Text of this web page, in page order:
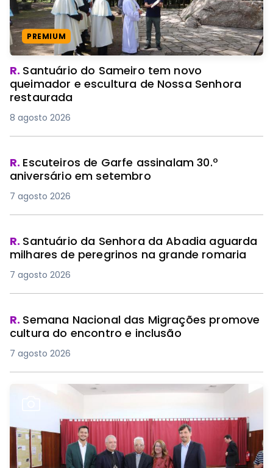
PREMIUM
R. Santuário do Sameiro tem novo
queimador e escultura de Nossa Senhora
restaurada
8 agosto 2026
R. Escuteiros de Garfe assinalam 30.º
aniversário em setembro
7 agosto 2026
R. Santuário da Senhora da Abadia aguarda
milhares de peregrinos na grande romaria
7 agosto 2026
R. Semana Nacional das Migrações promove
cultura do encontro e inclusão
7 agosto 2026